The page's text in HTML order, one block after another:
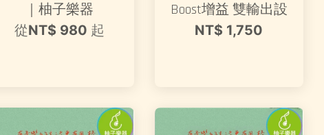
｜柚子樂器
從NT$ 980 起
Boost增益 雙輸出設
NT$ 1,750